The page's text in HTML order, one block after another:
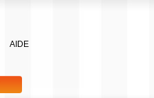
AIDE